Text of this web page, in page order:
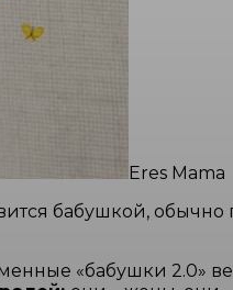
Eres Mama
бабушкой, обычно
«бабушки 2.0»